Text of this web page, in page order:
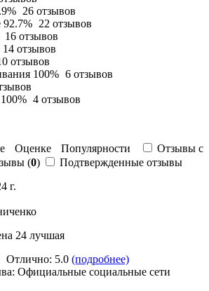
26 отзывов
92.7% 22 отзывов
16 отзывов
14 отзывов
отзывов
100% 6 отзывов
100% 4 отзывов
Оценке Популярности
Отзывы c
(0)
Подтвержденные отзывы
г.
24 лучшая
Отлично: 5.0 (подробнее)
Официальные социальные сети